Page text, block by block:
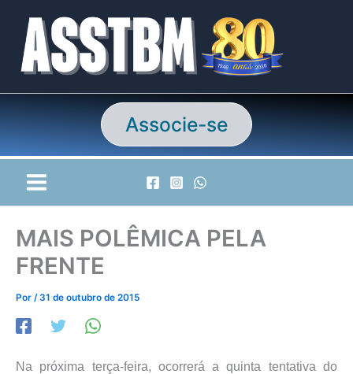
conteúdo
Associe-se
MAIS POLÊMICA PELA
FRENTE
Por /31 de outubro de 2015
Na próxima terça-feira, ocorrerá a quinta tentativa do